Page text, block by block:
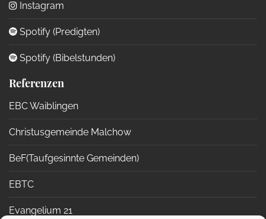
Instagram
Spotify (Predigten)
Spotify (Bibelstunden)
Referenzen
EBC Waiblingen
Christusgemeinde Malchow
BeF(Taufgesinnte Gemeinden)
EBTC
Evangelium 21